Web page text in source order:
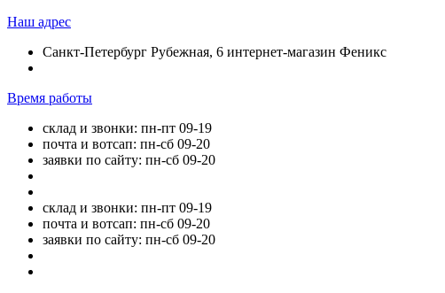
Наш адрес
Санкт-Петербург Рубежная, 6 интернет-магазин Феникс
Время работы
склад и звонки: пн-пт 09-19
почта и вотсап: пн-сб 09-20
заявки по сайту: пн-сб 09-20
склад и звонки: пн-пт 09-19
почта и вотсап: пн-сб 09-20
заявки по сайту: пн-сб 09-20